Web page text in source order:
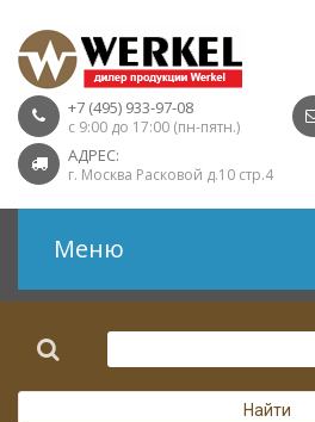
+7 (495) 933-97-08
с 9:00 до 17:00 (пн-пятн.)
АДРЕС:
г. Москва Расковой д.10 стр.4
Меню
Найти